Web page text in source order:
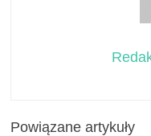
Powiązane artykuły